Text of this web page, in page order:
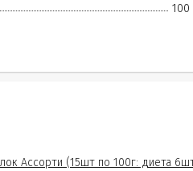
100